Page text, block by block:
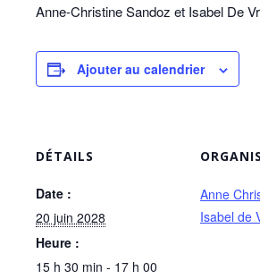
Anne-Christine Sandoz et Isabel De
Ajouter au calendrier
DÉTAILS
Date :
20 juin 2028
Heure :
15 h 30 min - 17 h 00
Anne
Isabel de